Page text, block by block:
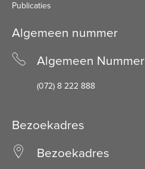
Publicaties
Algemeen nummer
Algemeen Nummer
(072) 8 222 888
Bezoekadres
Bezoekadres